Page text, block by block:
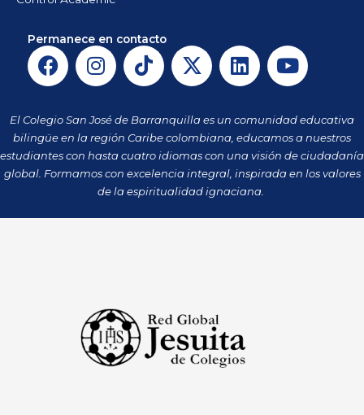
Permanece en contacto
F
a
e
b
o
o
I
n
t
a
g
r
a
m
T
i
t
o
k
X
-
w
i
t
t
e
r
L
i
k
e
d
i
n
Y
o
t
u
b
e
El Colegio San José de Barranquilla es un comunidad educativa
bilingüe en la región Caribe colombiana, educamos a nuestros
estudiantes con hasta cuatro idiomas con una visión de ciudadanía
global. Formamos con excelencia integral, inspirada en los valores
de la espiritualidad ignaciana.